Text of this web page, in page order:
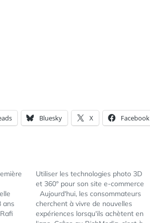
Bluesky X Facebook
ans
Utiliser les technologies photo 3D
et 360° pour son site e-commerce
Aujourd'hui, les consommateurs
cherchent à vivre de nouvelles
expériences lorsqu'ils achètent en